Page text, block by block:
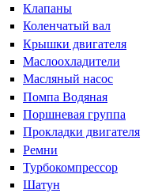
Клапаны
Коленчатый вал
Крышки двигателя
Маслоохладители
Масляный насос
Помпа Водяная
Поршневая группа
Прокладки двигателя
Ремни
Турбокомпрессор
Шатун